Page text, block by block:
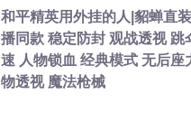
和平精英用外挂的人|貂蝉直
播同款 稳定防封 观战透视 跳
速 人物锁血 经典模式 无后座
物透视 魔法枪械